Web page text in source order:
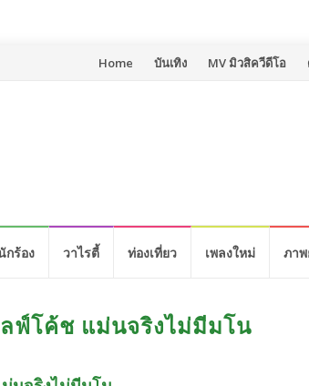
Skip
Home บันเทิง MV มิวสิควีดีโอ
กร้อง วาไรตี้ ท่องเที่ยว เพลงใหม่ ภา
ฟ์โค้ช แม่นจริงไม่มีมโน